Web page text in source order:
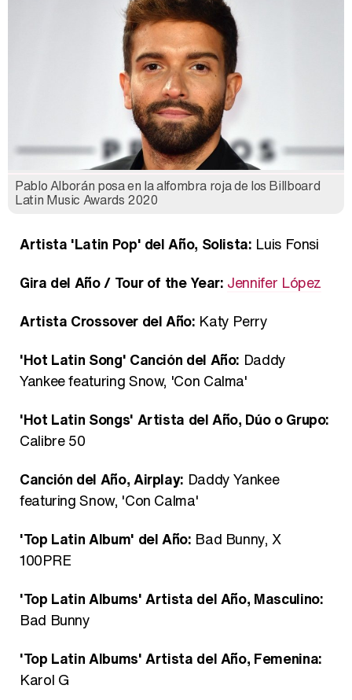
Pablo Alborán posa en la alfombra roja de los Billboard
Latin Music Awards 2020
Artista 'Latin Pop' del Año, Solista: Luis Fonsi
Gira del Año / Tour of the Year: Jennifer López
Artista Crossover del Año: Katy Perry
'Hot Latin Song' Canción del Año: Daddy
Yankee featuring Snow, 'Con Calma'
'Hot Latin Songs' Artista del Año, Dúo o Grupo:
Calibre 50
Canción del Año, Airplay: Daddy Yankee
featuring Snow, 'Con Calma'
'Top Latin Album' del Año: Bad Bunny, X
100PRE
'Top Latin Albums' Artista del Año, Masculino:
Bad Bunny
'Top Latin Albums' Artista del Año, Femenina:
Karol G